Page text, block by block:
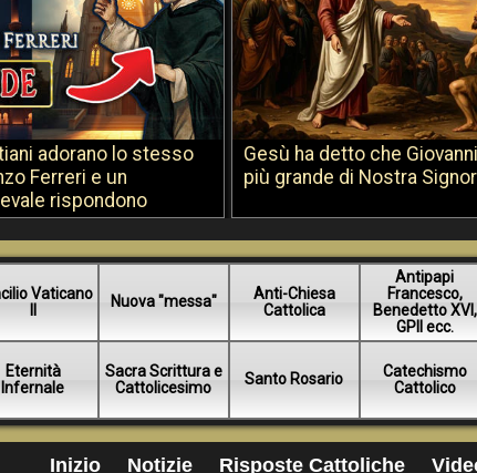
adorano lo stesso
Ferreri e un
rispondono
Gesù ha detto che
più grande di Nostra
Vaticano
Nuova "messa"
Anti-Chiesa
Cattolica
Antipapi
Francesco,
Benedetto XVI,
GPII ecc.
Eternità
Infernale
Sacra Scrittura e
Cattolicesimo
Santo Rosario
Catechismo
Cattolico
Inizio Notizie Risposte Cattoliche